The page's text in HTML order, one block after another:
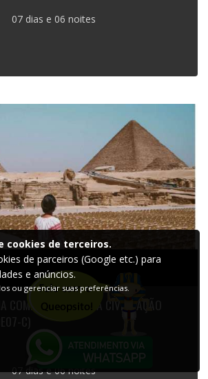
07 dias e 06 noites
COMPLETA JORNADA CIVILIZAÇÃO
C)
07 dias e 06 noites
cookies de terceiros.
de parceiros (Google etc.) para
e anúncios.
ou gerenciar suas preferências.